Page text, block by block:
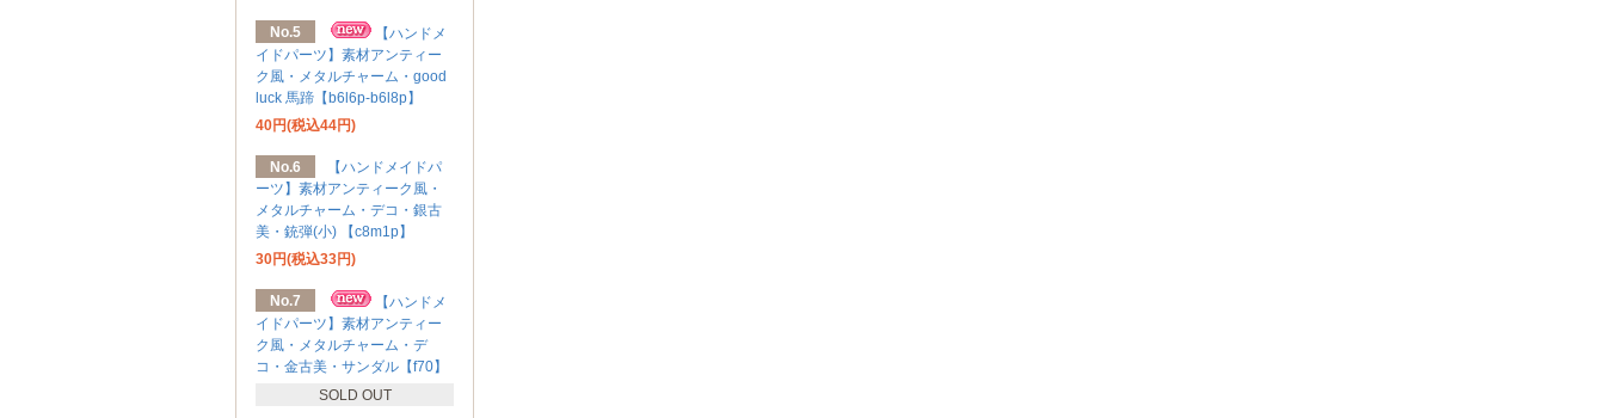
No.5
【ハンドメ
イドパーツ】素材アンティー
ク風・メタルチャーム・good
luck 馬蹄【b6l6p-b6l8p】
40円(税込44円)
No.6
【ハンドメイドパ
ーツ】素材アンティーク風・
メタルチャーム・デコ・銀古
美・銃弾(小) 【c8m1p】
30円(税込33円)
No.7
【ハンドメ
イドパーツ】素材アンティー
ク風・メタルチャーム・デ
コ・金古美・サンダル【f70】
SOLD OUT